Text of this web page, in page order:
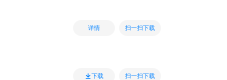
详情 扫一扫下载
下载 扫一扫下载